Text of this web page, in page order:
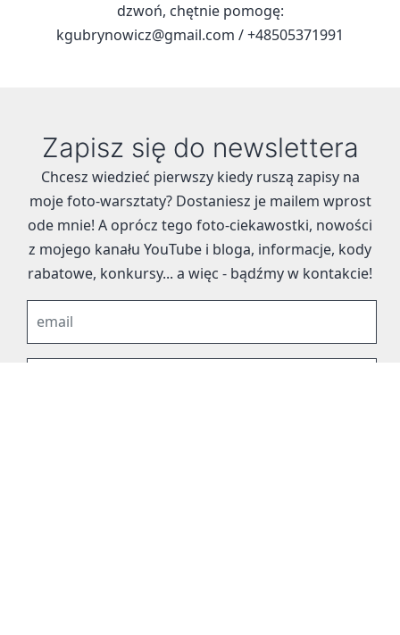
dzwoń, chętnie pomogę:
kgubrynowicz@gmail.com / +48505371991
Zapisz się do newslettera
Chcesz wiedzieć pierwszy kiedy ruszą zapisy na
moje foto-warsztaty? Dostaniesz je mailem wprost
ode mnie! A oprócz tego foto-ciekawostki, nowości
z mojego kanału YouTube i bloga, informacje, kody
rabatowe, konkursy... a więc - bądźmy w kontakcie!